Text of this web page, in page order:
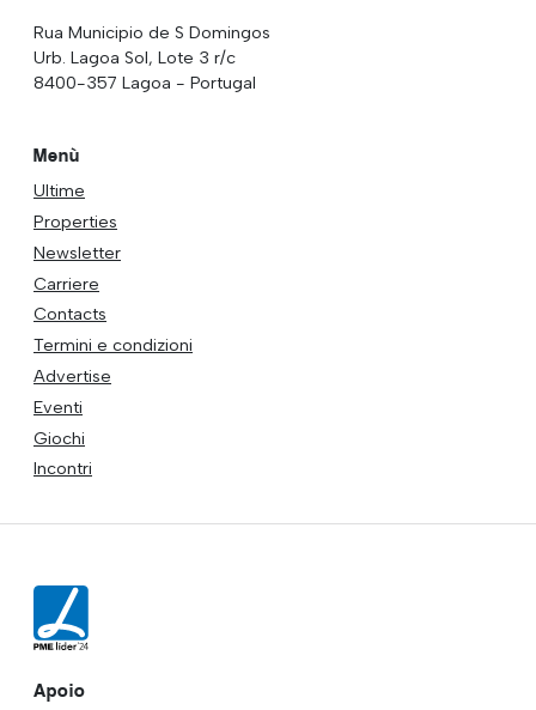
Rua Municipio de S Domingos
Urb. Lagoa Sol, Lote 3 r/c
8400-357 Lagoa - Portugal
Menù
Ultime
Properties
Newsletter
Carriere
Contacts
Termini e condizioni
Advertise
Eventi
Giochi
Incontri
Apoio